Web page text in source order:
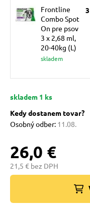
psov
so psom
mačky
poukazy
Frontline
Combo Spot
On pre psov
3 x 2,68 ml,
20-40kg (L)
skladem
skladem 1 ks
Kedy dostanem tovar?
Osobný odber: 11.08.
26,0 €
21,5 € bez DPH